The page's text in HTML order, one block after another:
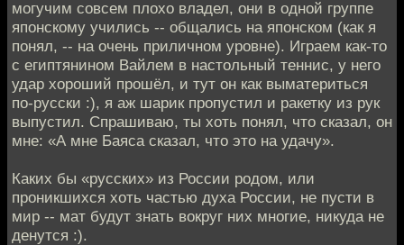
могучим совсем плохо владел, они в одной группе
японскому учились -- общались на японском (как я
понял, -- на очень приличном уровне). Играем как-то
с египтянином Вайлем в настольный теннис, у него
удар хороший прошёл, и тут он как выматериться
по-русски :), я аж шарик пропустил и ракетку из рук
выпустил. Спрашиваю, ты хоть понял, что сказал, он
мне: «А мне Баяса сказал, что это на удачу».
Каких бы «русских» из России родом, или
проникшихся хоть частью духа России, не пусти в
мир -- мат будут знать вокруг них многие, никуда не
денутся :).